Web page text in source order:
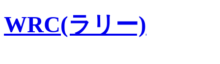
WRC(ラリー)